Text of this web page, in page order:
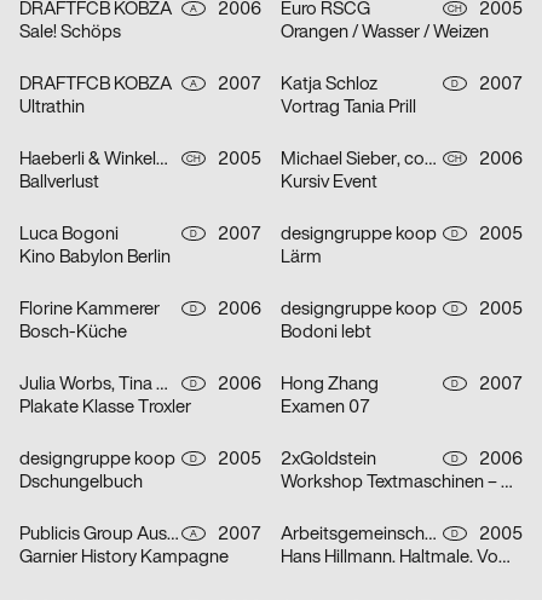
DRAFTFCB KOBZA A
2006
Sale! Schöps
Euro RSCG CH
2005
Orangen / Wasser / Weizen
DRAFTFCB KOBZA A
2007
Ultrathin
Katja Schloz D
2007
Vortrag Tania Prill
Haeberli & Winkelmann CH
2005
Ballverlust
Michael Sieber, cosmic.ch/dbmb CH
2006
Kursiv Event
Luca Bogoni D
2007
Kino Babylon Berlin
designgruppe koop D
2005
Lärm
Florine Kammerer D
2006
Bosch-Küche
designgruppe koop D
2005
Bodoni lebt
Julia Worbs, Tina Worbs D
2006
Plakate Klasse Troxler
Hong Zhang D
2007
Examen 07
designgruppe koop D
2005
Dschungelbuch
2xGoldstein D
2006
Workshop Textmaschinen – Maschinentext
Publicis Group Austria GmbH, Evelina Sava A
2007
Garnier History Kampagne
Arbeitsgemeinschaft für visuelle und verbale Kommunikation Uwe Loesch D
2005
Hans Hillmann. Haltmale. Vom Plakat zum Bildroman